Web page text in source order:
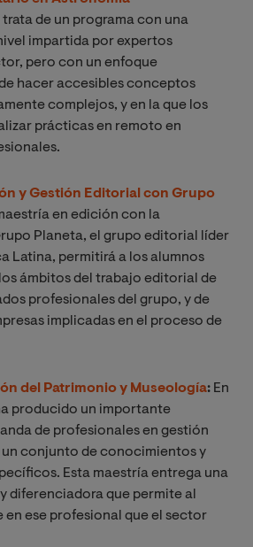
trata de un programa con una
impartida por expertos
pero con un enfoque
hacer accesibles conceptos
complejos, y en la que los
prácticas en remoto en
y Gestión Editorial con Grupo
en edición con la
Planeta, el grupo editorial líder
Latina, permitirá a los alumnos
ámbitos del trabajo editorial de
profesionales del grupo, y de
implicadas en el proceso de
del Patrimonio y Museología: En
producido un importante
de profesionales en gestión
conjunto de conocimientos y
Esta maestría entrega una
diferenciadora que permite al
ese profesional que el sector